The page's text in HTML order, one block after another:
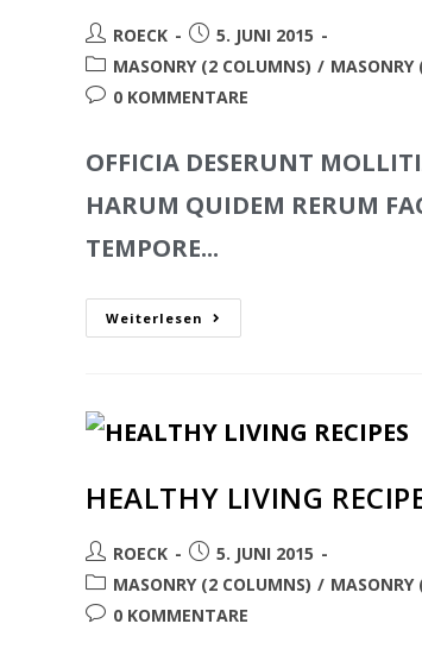
ROECK
5. JUNI 2015
MASONRY (2 COLUMNS) / MASONRY
0 KOMMENTARE
OFFICIA DESERUNT
HARUM QUIDEM RERUM
TEMPORE...
Weiterlesen
HEALTHY LIVING
ROECK
5. JUNI 2015
MASONRY (2 COLUMNS) / MASONRY
0 KOMMENTARE